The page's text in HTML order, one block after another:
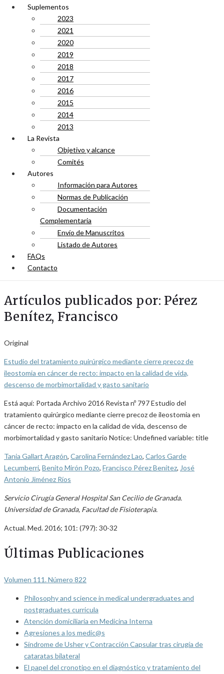
Suplementos
2023
2021
2020
2019
2018
2017
2016
2015
2014
2013
La Revista
Objetivo y alcance
Comités
Autores
Información para Autores
Normas de Publicación
Documentación
Complementaria
Envío de Manuscritos
Listado de Autores
FAQs
Contacto
Artículos publicados por: Pérez
Benítez, Francisco
Original
Estudio del tratamiento quirúrgico mediante cierre precoz de
ileostomia en cáncer de recto: impacto en la calidad de vida,
descenso de morbimortalidad y gasto sanitario
Está aquí: Portada Archivo 2016 Revista nº 797 Estudio del
tratamiento quirúrgico mediante cierre precoz de ileostomia en
cáncer de recto: impacto en la calidad de vida, descenso de
morbimortalidad y gasto sanitario Notice: Undefined variable: title
Tania Gallart Aragón, Carolina Fernández Lao, Carlos Garde
Lecumberri, Benito Mirón Pozo, Francisco Pérez Benítez, José
Antonio Jiménez Ríos
Servicio Cirugía General Hospital San Cecilio de Granada.
Universidad de Granada, Facultad de Fisioterapia.
Actual. Med. 2016; 101: (797): 30-32
Últimas Publicaciones
Volumen 111. Número 822
Philosophy and science in medical undergraduates and
postgraduates curricula
Atención domiciliaria en Medicina Interna
Agresiones a los medic@s
Síndrome de Usher y Contracción Capsular tras cirugía de
cataratas bilateral
El papel del cronotipo en el diagnóstico y tratamiento del